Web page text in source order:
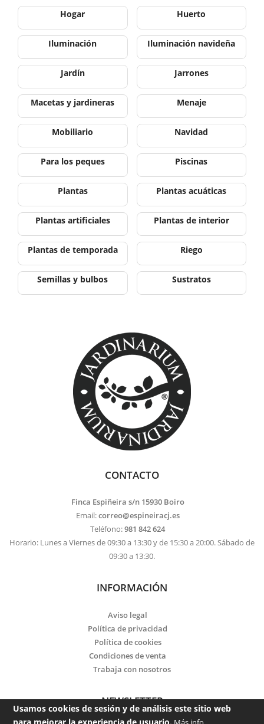
Hogar
Huerto
Iluminación Iluminación navideña
Jardín Jarrones
Macetas y jardineras Menaje
Mobiliario Navidad
Para los peques Piscinas
Plantas Plantas acuáticas
Plantas artificiales Plantas de interior
Plantas de temporada Riego
Semillas y bulbos Sustratos
CONTACTO
Finca Espiñeira s/n 15930 Boiro
Email:correo@espineiracj.es
Teléfono:981 842 624
Horario: Lunes a Viernes de 09:30 a 13:30 y de 15:30 a 20:00. Sábado de
09:30 a 13:30.
INFORMACIÓN
Aviso legal
Política de privacidad
Política de cookies
Condiciones de venta
Trabaja con nosotros
NEWSLETTER
Usamos cookies de sesión y de análisis este sitio web